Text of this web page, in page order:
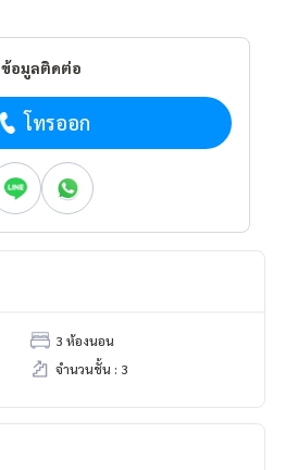
ข้อมูลติดต่อ
โทรออก
3 ห้องนอน
จำนวนชั้น : 3